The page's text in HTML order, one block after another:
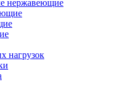
нержавеющие
нагрузок